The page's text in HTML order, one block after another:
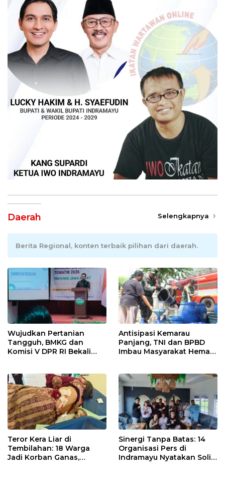
Daerah Selengkapnya
Berita Regional, konten terbaik pilihan dari daerah.
Wujudkan Pertanian
Tangguh, BMKG dan
Komisi V DPR RI Bekali
Antisipasi Kemarau
Panjang, TNI dan BPBD
Imbau Masyarakat Hemat
Teror Kera Liar di
Tembilahan: 18 Warga
Jadi Korban Ganas,
Sinergi Tanpa Batas: 14
Organisasi Pers di
Indramayu Nyatakan Solid